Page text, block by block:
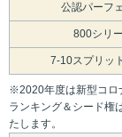
公認パーフ
800シリ
7-10スプリッ
※2020年度は新型コロ
ランキング＆シード権
たします。